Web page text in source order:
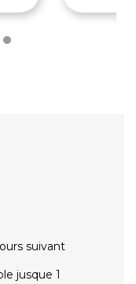
suivant
jusque 1